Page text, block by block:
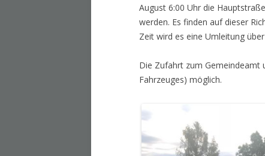
August 6:00 Uhr die
werden. Es finden auf dieser
Zeit wird es eine Umleitung
Die Zufahrt zum Gemeindeamt
Fahrzeuges) möglich.